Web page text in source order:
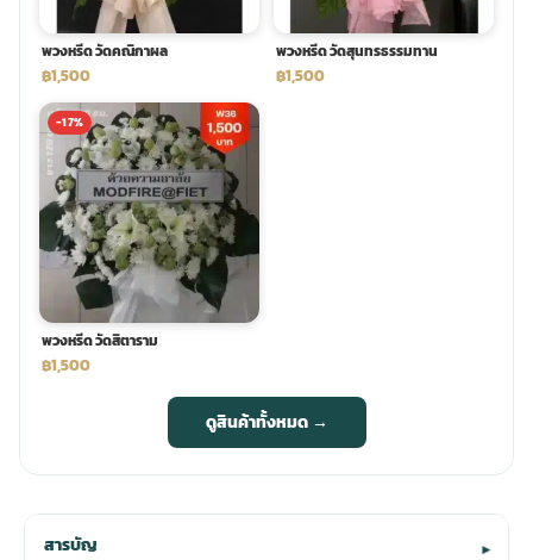
พวงหรีด วัดคณิกาผล
฿1,500
พวงหรีด วัดสุนทรธรรมทาน
฿1,500
-17%
พวงหรีด วัดสิตาราม
฿1,500
ดูสินค้าทั้งหมด →
สารบัญ ▾